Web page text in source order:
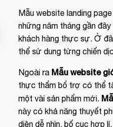
Mẫu website landing
những năm tháng gần
khách hàng thực sự. Ở
thể sử dung từng chiến
Ngoài ra Mẫu website
thực thẩm bổ trợ có thể
một vài sản phẩm mới.
này có khả năng thuyết
diện dễ nhìn, bố cục hợp